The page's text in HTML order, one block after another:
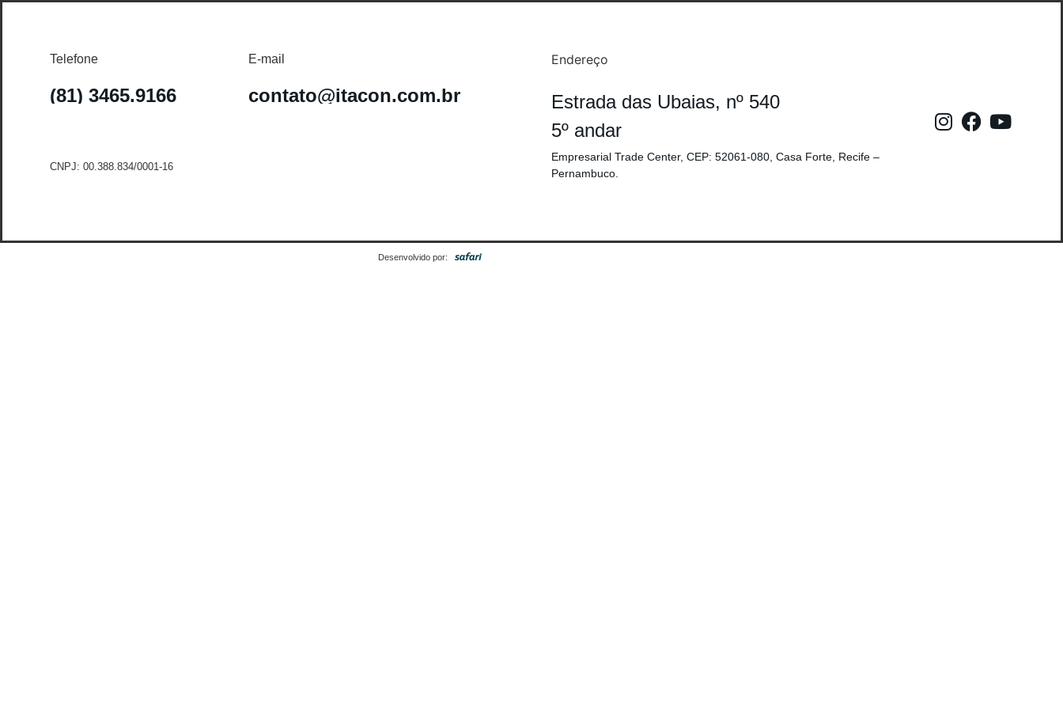
Telefone
(81) 3465.9166
CNPJ: 00.388.834/0001-16
E-mail
contato@itacon.com.br
Endereço
Estrada das Ubaias, nº 540
5º andar
Empresarial Trade Center, CEP: 52061-080, Casa Forte, Recife –
Pernambuco.
Desenvolvido por: